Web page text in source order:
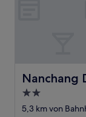
Nanchang
Nanchang
2.0-
Sterne-
5,3 km von